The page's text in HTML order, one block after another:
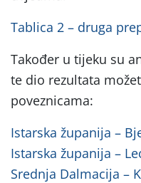
Tablica 2 – druga
Također u tijeku su
te dio rezultata
poveznicama:
Istarska županija –
Istarska županija –
Srednja Dalmacija –